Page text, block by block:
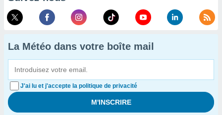
La Météo dans votre boîte mail
J'ai lu et j'accepte la politique de privacité